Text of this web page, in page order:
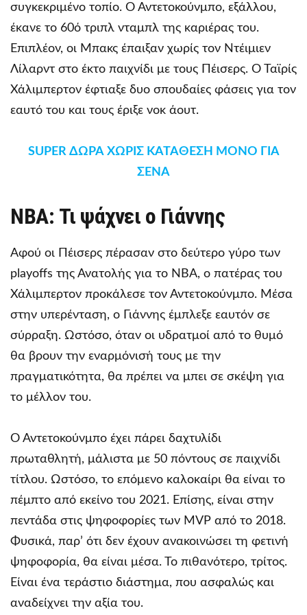
συγκεκριμένο τοπίο. Ο Αντετοκούνμπο, εξάλλου,
έκανε το 60ό τριπλ νταμπλ της καριέρας του.
Επιπλέον, οι Μπακς έπαιξαν χωρίς τον Ντέιμιεν
Λίλαρντ στο έκτο παιχνίδι με τους Πέισερς. Ο Ταϊρίς
Χάλιμπερτον έφτιαξε δυο σπουδαίες φάσεις για τον
εαυτό του και τους έριξε νοκ άουτ.
SUPER ΔΩΡΑ ΧΩΡΙΣ ΚΑΤΑΘΕΣΗ ΜΟΝΟ ΓΙΑ
ΣΕΝΑ
NBA: Τι ψάχνει ο Γιάννης
Αφού οι Πέισερς πέρασαν στο δεύτερο γύρο των
playoffs της Ανατολής για το NBA, ο πατέρας του
Χάλιμπερτον προκάλεσε τον Αντετοκούνμπο. Μέσα
στην υπερένταση, ο Γιάννης έμπλεξε εαυτόν σε
σύρραξη. Ωστόσο, όταν οι υδρατμοί από το θυμό
θα βρουν την εναρμόνισή τους με την
πραγματικότητα, θα πρέπει να μπει σε σκέψη για
το μέλλον του.
Ο Αντετοκούνμπο έχει πάρει δαχτυλίδι
πρωταθλητή, μάλιστα με 50 πόντους σε παιχνίδι
τίτλου. Ωστόσο, το επόμενο καλοκαίρι θα είναι το
πέμπτο από εκείνο του 2021. Επίσης, είναι στην
πεντάδα στις ψηφοφορίες των MVP από το 2018.
Φυσικά, παρ’ ότι δεν έχουν ανακοινώσει τη φετινή
ψηφοφορία, θα είναι μέσα. Το πιθανότερο, τρίτος.
Είναι ένα τεράστιο διάστημα, που ασφαλώς και
αναδείχνει την αξία του.